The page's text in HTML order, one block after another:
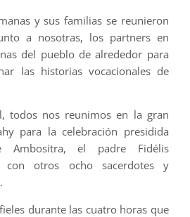
y sus familias se reunieron
a nosotras, los partners en
del pueblo de alrededor para
las historias vocacionales de
todos nos reunimos en la gran
para la celebración presidida
el padre Fidélis
con otros ocho sacerdotes y
durante las cuatro horas que